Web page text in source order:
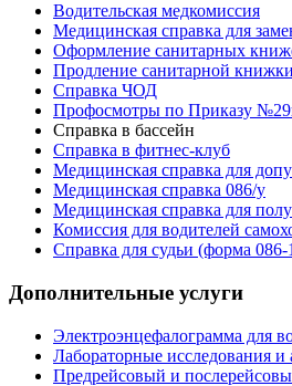
Водительская медкомиссия
Медицинская справка для
Оформление санитарных
Продление санитарной книжки
Справка ЧОД
Профосмотры по Приказу
Справка в бассейн
Справка в фитнес-клуб
Медицинская справка для
Медицинская справка 086/у
Медицинская справка для
Комиссия для водителей
Справка для судьи (форма 086-
Дополнительные услуги
Электроэнцефалограмма для
Лабораторные исследования и
Предрейсовый и